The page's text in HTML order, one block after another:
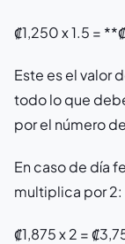
₡1,250 x 1.5 =
Este es el valor
todo lo que
por el número
En caso de día
multiplica por 2:
₡1,875 x 2 =